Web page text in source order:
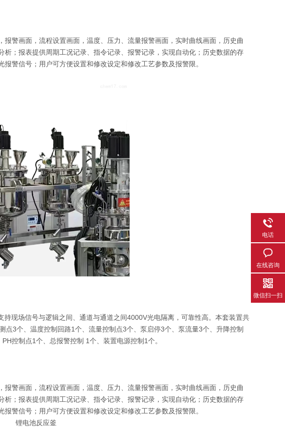
警画面，流程设置画面，温度、压力、流量报警画面，实时曲线画面，历史曲
；报表提供周期工况记录、指令记录、报警记录，实现自动化；历史数据的存
警信号；用户可方便设置和修改设定和修改工艺参数及报警限。
现场信号与逻辑之间、通道与通道之间4000V光电隔离，可靠性高。本套装置共
3个、温度控制回路1个、流量控制点3个、泵启停3个、泵流量3个、升降控制
控制点1个、总报警控制 1个、装置电源控制1个。
警画面，流程设置画面，温度、压力、流量报警画面，实时曲线画面，历史曲
；报表提供周期工况记录、指令记录、报警记录，实现自动化；历史数据的存
警信号；用户可方便设置和修改设定和修改工艺参数及报警限。
电话
在线咨询
微信扫一扫